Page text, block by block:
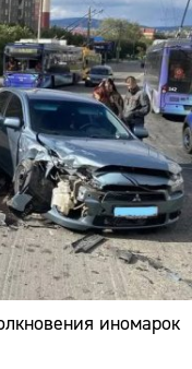
иномарок